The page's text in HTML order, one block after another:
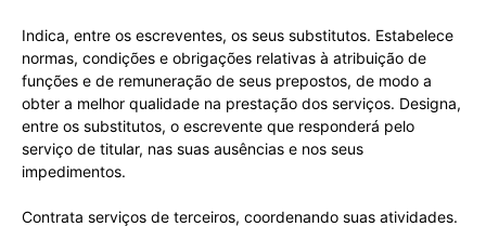
Indica, entre os escreventes, os seus substitutos. Estabelece
normas, condições e obrigações relativas à atribuição de
funções e de remuneração de seus prepostos, de modo a
obter a melhor qualidade na prestação dos serviços. Designa,
entre os substitutos, o escrevente que responderá pelo
serviço de titular, nas suas ausências e nos seus
impedimentos.
Contrata serviços de terceiros, coordenando suas atividades.